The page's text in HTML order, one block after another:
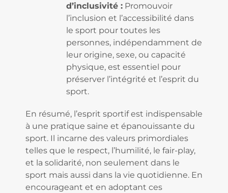
d’inclusivité : Promouvoir
l’inclusion et l’accessibilité dans
le sport pour toutes les
personnes, indépendamment de
leur origine, sexe, ou capacité
physique, est essentiel pour
préserver l’intégrité et l’esprit du
sport.
En résumé, l’esprit sportif est indispensable
à une pratique saine et épanouissante du
sport. Il incarne des valeurs primordiales
telles que le respect, l’humilité, le fair-play,
et la solidarité, non seulement dans le
sport mais aussi dans la vie quotidienne. En
encourageant et en adoptant ces